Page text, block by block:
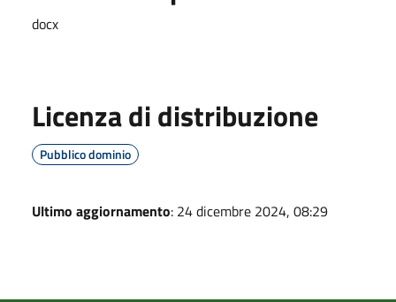
docx
Licenza di distribuzione
Pubblico dominio
Ultimo aggiornamento: 24 dicembre 2024, 08:29